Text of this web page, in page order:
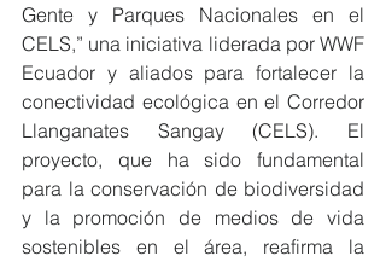
Gente y Parques Nacionales en el
CELS,” una iniciativa liderada por WWF
Ecuador y aliados para fortalecer la
conectividad ecológica en el Corredor
Llanganates Sangay (CELS). El
proyecto, que ha sido fundamental
para la conservación de biodiversidad
y la promoción de medios de vida
sostenibles en el área, reafirma la